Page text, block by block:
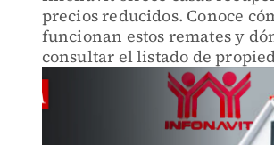
precios reducidos. Conoce
funcionan estos remates y
consultar el listado de
disponibles.